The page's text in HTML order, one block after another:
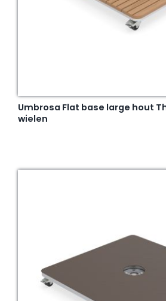
Umbrosa Flat base large hout
wielen